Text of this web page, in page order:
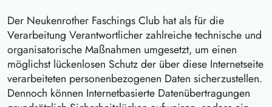
Der Neukenrother Faschings Club hat als für die
Verarbeitung Verantwortlicher zahlreiche technische und
organisatorische Maßnahmen umgesetzt, um einen
möglichst lückenlosen Schutz der über diese Internetseite
verarbeiteten personenbezogenen Daten sicherzustellen.
Dennoch können Internetbasierte Datenübertragungen